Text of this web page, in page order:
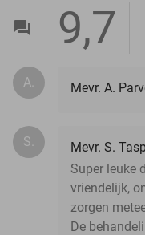
9,7
A. Mevr. A.
S.
Mevr. S.
Super leuke
vriendelijk,
zorgen
De